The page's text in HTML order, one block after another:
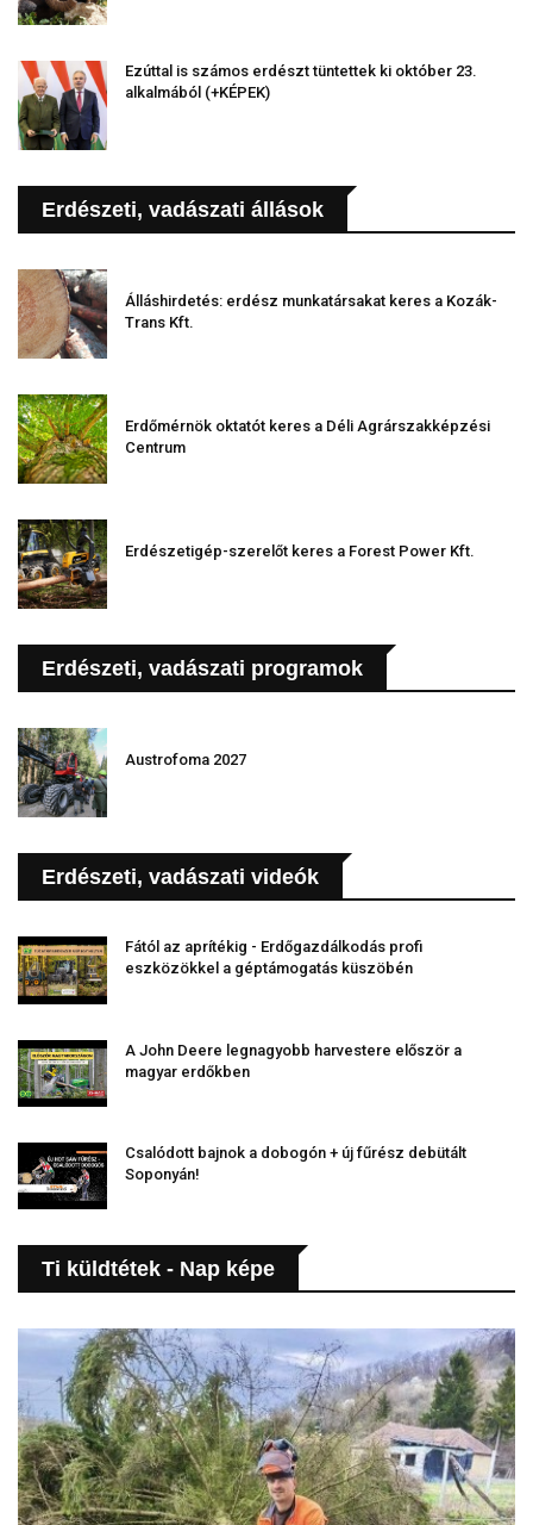
Ezúttal is számos erdészt tüntettek ki október 23.
alkalmából (+KÉPEK)
Erdészeti, vadászati állások
Álláshirdetés: erdész munkatársakat keres a Kozák-
Trans Kft.
Erdőmérnök oktatót keres a Déli Agrárszakképzési
Centrum
Erdészetigép-szerelőt keres a Forest Power Kft.
Erdészeti, vadászati programok
Austrofoma 2027
Erdészeti, vadászati videók
Fától az aprítékig - Erdőgazdálkodás profi
eszközökkel a géptámogatás küszöbén
A John Deere legnagyobb harvestere először a
magyar erdőkben
Csalódott bajnok a dobogón + új fűrész debütált
Soponyán!
Ti küldtétek - Nap képe